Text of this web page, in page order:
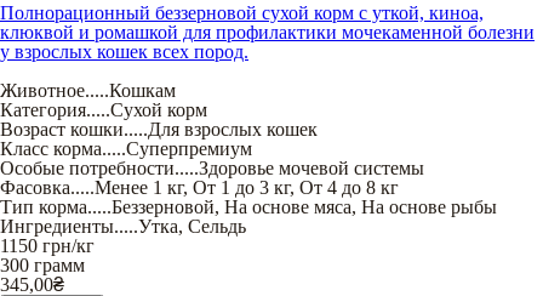
Полнорационный беззерновой сухой корм с уткой, киноа,
клюквой и ромашкой для профилактики мочекаменной болезни
у взрослых кошек всех пород.
Животное.....Кошкам
Категория.....Сухой корм
Возраст кошки.....Для взрослых кошек
Класс корма.....Суперпремиум
Особые потребности.....Здоровье мочевой системы
Фасовка.....Менее 1 кг, От 1 до 3 кг, От 4 до 8 кг
Тип корма.....Беззерновой, На основе мяса, На основе рыбы
Ингредиенты.....Утка, Сельдь
1150 грн/кг
300 грамм
345,00₴